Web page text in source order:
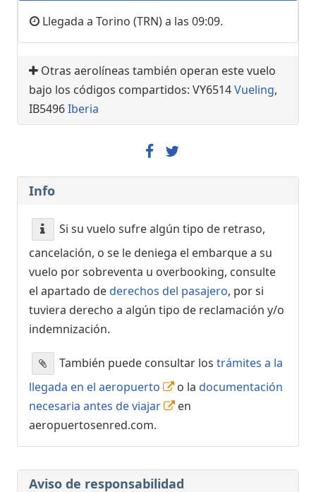
Llegada a Torino (TRN) a las 09:09.
Otras aerolíneas también operan este vuelo
bajo los códigos compartidos: VY6514Vueling,
IB5496Iberia
Info
Si su vuelo sufre algún tipo de retraso,
cancelación, o se le deniega el embarque a su
vuelo por sobreventa u overbooking, consulte
el apartado dederechos del pasajero, por si
tuviera derecho a algún tipo de reclamación y/o
indemnización.
También puede consultar los trámites a la
llegada en el aeropuerto
o la documentación
necesaria antes de viajar
en
aeropuertosenred.com.
Aviso de responsabilidad